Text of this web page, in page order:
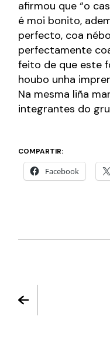
afirmou que “o
é moi bonito,
perfecto, coa
perfectamente
feito de que este
houbo unha
Na mesma liña
integrantes do
COMPARTIR:
Facebook